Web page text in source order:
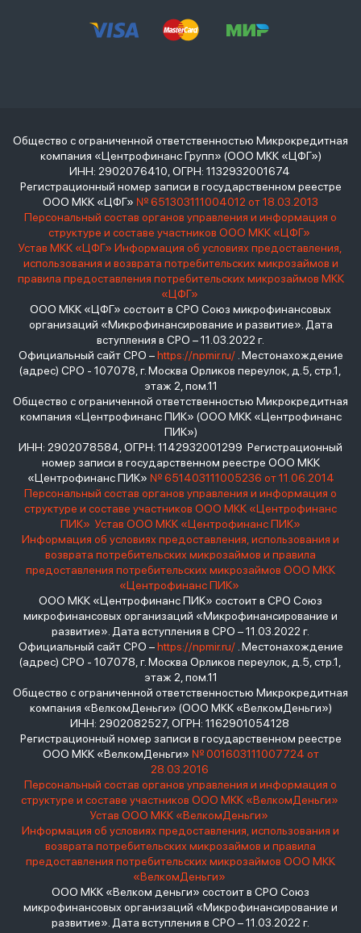
Общество с ограниченной ответственностью Микрокредитная
компания «Центрофинанс Групп» (ООО МКК «ЦФГ»)
ИНН: 2902076410, ОГРН: 1132932001674
Регистрационный номер записи в государственном реестре
ООО МКК «ЦФГ» № 651303111004012 от 18.03.2013
Персональный состав органов управления и информация о
структуре и составе участников ООО МКК «ЦФГ»
Устав МКК «ЦФГ» Информация об условиях предоставления,
использования и возврата потребительских микрозаймов и
правила предоставления потребительских микрозаймов МКК
«ЦФГ»
ООО МКК «ЦФГ» состоит в СРО Союз микрофинансовых
организаций «Микрофинансирование и развитие». Дата
вступления в СРО – 11.03.2022 г.
Официальный сайт СРО –https://npmir.ru/. Местонахождение
(адрес) СРО - 107078, г. Москва Орликов переулок, д.5, стр.1,
этаж 2, пом.11
Общество с ограниченной ответственностью Микрокредитная
компания «Центрофинанс ПИК» (ООО МКК «Центрофинанс
ПИК»)
ИНН: 2902078584, ОГРН: 1142932001299 Регистрационный
номер записи в государственном реестре ООО МКК
«Центрофинанс ПИК» № 651403111005236 от 11.06.2014
Персональный состав органов управления и информация о
структуре и составе участников ООО МКК «Центрофинанс
ПИК» Устав ООО МКК «Центрофинанс ПИК»
Информация об условиях предоставления, использования и
возврата потребительских микрозаймов и правила
предоставления потребительских микрозаймов ООО МКК
«Центрофинанс ПИК»
ООО МКК «Центрофинанс ПИК» состоит в СРО Союз
микрофинансовых организаций «Микрофинансирование и
развитие». Дата вступления в СРО – 11.03.2022 г.
Официальный сайт СРО –https://npmir.ru/. Местонахождение
(адрес) СРО - 107078, г. Москва Орликов переулок, д.5, стр.1,
этаж 2, пом.11
Общество с ограниченной ответственностью Микрокредитная
компания «ВелкомДеньги» (ООО МКК «ВелкомДеньги»)
ИНН: 2902082527, ОГРН: 1162901054128
Регистрационный номер записи в государственном реестре
ООО МКК «ВелкомДеньги» № 001603111007724 от
28.03.2016
Персональный состав органов управления и информация о
структуре и составе участников ООО МКК «ВелкомДеньги»
Устав ООО МКК «ВелкомДеньги»
Информация об условиях предоставления, использования и
возврата потребительских микрозаймов и правила
предоставления потребительских микрозаймов ООО МКК
«ВелкомДеньги»
ООО МКК «Велком деньги» состоит в СРО Союз
микрофинансовых организаций «Микрофинансирование и
развитие». Дата вступления в СРО – 11.03.2022 г.